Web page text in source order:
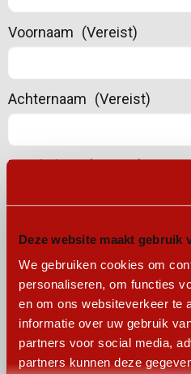
Deze website maakt gebruik
We gebruiken cookies om
personaliseren, om functies
en om ons websiteverkeer te
informatie over uw gebruik
partners voor social media,
partners kunnen deze
Voornaam (Vereist)
Achternaam (Vereist)
Emailadres (Vereist)
Werkzaam bij (Vereist)
Functie (Vereist)